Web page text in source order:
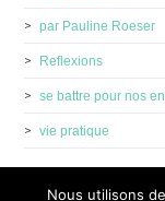
par Pauline Roeser
Reflexions
se battre pour nos
vie pratique
Nous utilisons